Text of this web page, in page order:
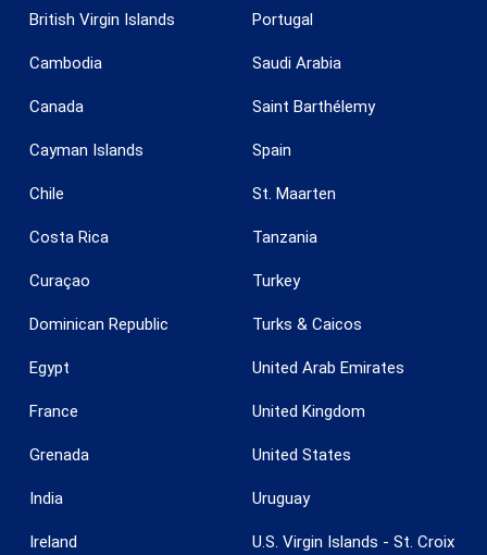
British Virgin Islands
Cambodia
Canada
Cayman Islands
Chile
Costa Rica
Curaçao
Dominican Republic
Egypt
France
Grenada
India
Ireland
Portugal
Saudi Arabia
Saint Barthélemy
Spain
St. Maarten
Tanzania
Turkey
Turks & Caicos
United Arab Emirates
United Kingdom
United States
Uruguay
U.S. Virgin Islands - St. Croix